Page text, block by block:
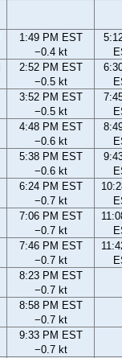
1:49 PM EST
−0.4 kt
2:52 PM EST
−0.5 kt
3:52 PM EST
−0.5 kt
4:48 PM EST
−0.6 kt
5:38 PM EST
−0.6 kt
6:24 PM EST
−0.7 kt
7:06 PM EST
−0.7 kt
7:46 PM EST
−0.7 kt
8:23 PM EST
−0.7 kt
8:58 PM EST
−0.7 kt
9:33 PM EST
−0.7 kt